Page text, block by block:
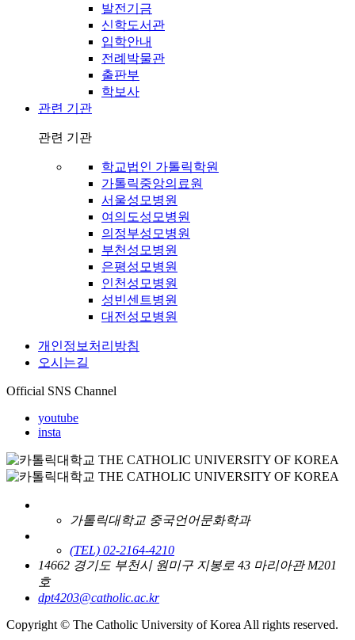
발전기금
신학도서관
입학안내
전례박물관
출판부
학보사
관련 기관
관련 기관
학교법인 가톨릭학원
가톨릭중앙의료원
서울성모병원
여의도성모병원
의정부성모병원
부천성모병원
은평성모병원
인천성모병원
성빈센트병원
대전성모병원
개인정보처리방침
오시는길
Official SNS Channel
youtube
insta
가톨릭대학교 중국언어문화학과
(TEL) 02-2164-4210
14662 경기도 부천시 원미구 지봉로 43 마리아관 M201
호
dpt4203@catholic.ac.kr
Copyright © The Catholic University of Korea All rights reserved.